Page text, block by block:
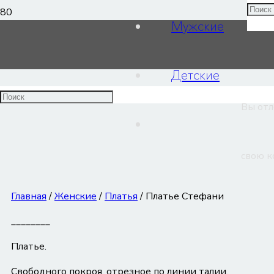
Мужские
Детские
Вы
Платье Стефани
Главная/Женские/ Платья/ Платье Стефани
________
Платье.
Свободного покроя, отрезное по линии талии.